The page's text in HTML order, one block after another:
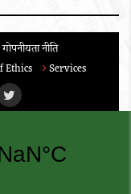
गोपनीयता नीति
Ethics Services